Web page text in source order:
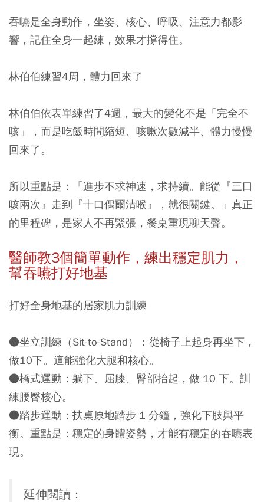
吞嚥是全身動作，坐姿、核心、呼吸、注意力都影
響，記住全身一起練，效果才撐得住。
林伯伯練習4周，體力回來了
林伯伯依表單練習了4週，最大的變化不是「完全不
咳」，而是吃飯時間縮短、咳嗽次數減半、體力慢慢
回來了。
所以重點是：「進步不求神速，求持續。能從『三口
咳兩次』走到『十口偶爾清喉』，就很關鍵。」真正
的里程碑，是家人不再緊張，餐桌重現聊天聲。
醫師教3個簡單動作，練出穩定肌力，
幫吞嚥打好地基
打好全身地基的居家肌力訓練
●坐立訓練（Sit-to-Stand）
：從椅子上起身再坐下，
做10下。這能強化大腿和核心。
●橋式運動 ：躺下、屈膝、臀部抬起，做 10 下。訓
練腰臀核心。
●踏步運動 ：扶桌原地踏步 1 分鐘，強化下肢與平
衡。重點是：穩定的身體姿勢，才能有穩定的吞嚥表
現。
延伸閱讀：